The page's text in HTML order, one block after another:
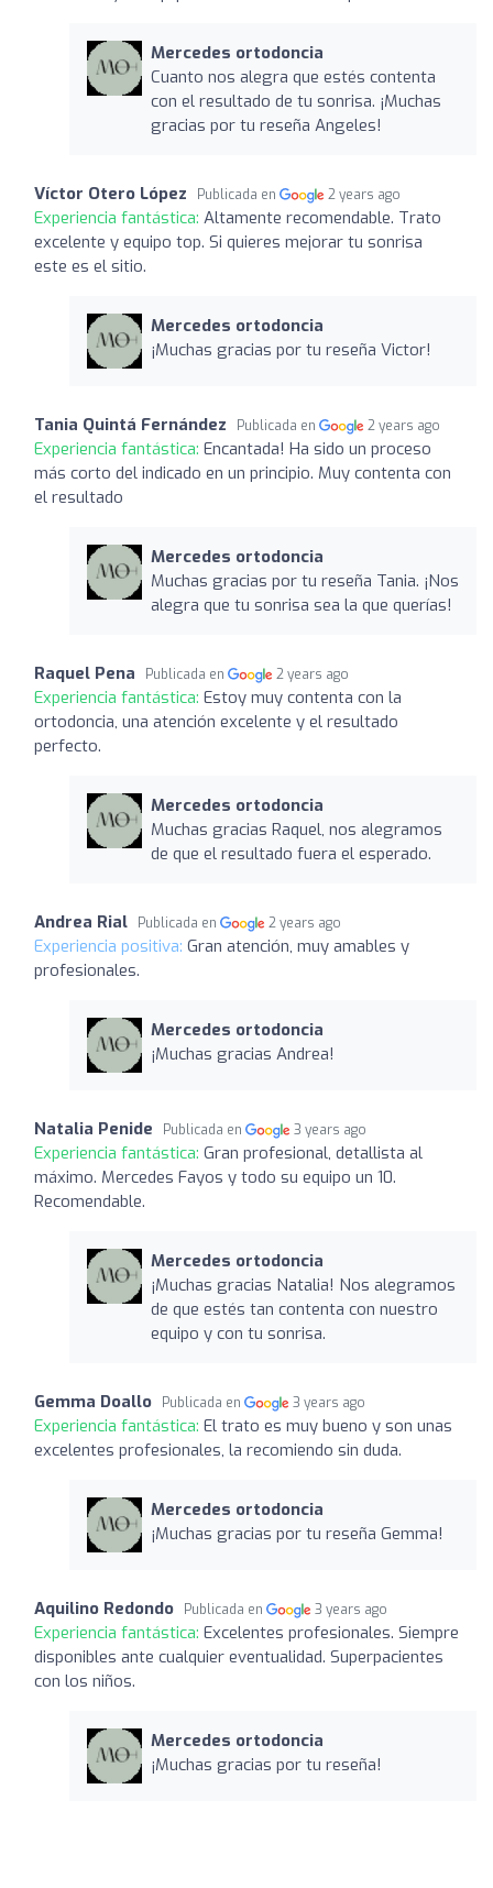
Mercedes ortodoncia
Cuanto nos alegra que estés contenta
con el resultado de tu sonrisa. ¡Muchas
gracias por tu reseña Angeles!
Víctor Otero López Publicada en 2 years ago
Experiencia fantástica: Altamente recomendable. Trato
excelente y equipo top. Si quieres mejorar tu sonrisa
este es el sitio.
Mercedes ortodoncia
¡Muchas gracias por tu reseña Victor!
Tania Quintá Fernández Publicada en 2 years ago
Experiencia fantástica: Encantada! Ha sido un proceso
más corto del indicado en un principio. Muy contenta con
el resultado
Mercedes ortodoncia
Muchas gracias por tu reseña Tania. ¡Nos
alegra que tu sonrisa sea la que querías!
Raquel Pena Publicada en 2 years ago
Experiencia fantástica: Estoy muy contenta con la
ortodoncia, una atención excelente y el resultado
perfecto.
Mercedes ortodoncia
Muchas gracias Raquel, nos alegramos
de que el resultado fuera el esperado.
Andrea Rial Publicada en 2 years ago
Experiencia positiva: Gran atención, muy amables y
profesionales.
Mercedes ortodoncia
¡Muchas gracias Andrea!
Natalia Penide Publicada en 3 years ago
Experiencia fantástica: Gran profesional, detallista al
máximo. Mercedes Fayos y todo su equipo un 10.
Recomendable.
Mercedes ortodoncia
¡Muchas gracias Natalia! Nos alegramos
de que estés tan contenta con nuestro
equipo y con tu sonrisa.
Gemma Doallo Publicada en 3 years ago
Experiencia fantástica: El trato es muy bueno y son unas
excelentes profesionales, la recomiendo sin duda.
Mercedes ortodoncia
¡Muchas gracias por tu reseña Gemma!
Aquilino Redondo Publicada en 3 years ago
Experiencia fantástica: Excelentes profesionales. Siempre
disponibles ante cualquier eventualidad. Superpacientes
con los niños.
Mercedes ortodoncia
¡Muchas gracias por tu reseña!